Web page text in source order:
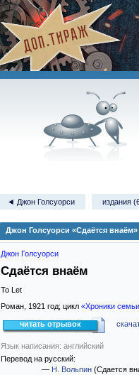
◄ Джон Голсуорси издания
Джон Голсуорси «Сдаётся внаём»
Джон Голсуорси
Сдаётся внаём
To Let
Роман, 1921 год; цикл «Хроники
читать отрывок
Язык написания: английский
Перевод на русский:
— Н. Вольпин (Сдается